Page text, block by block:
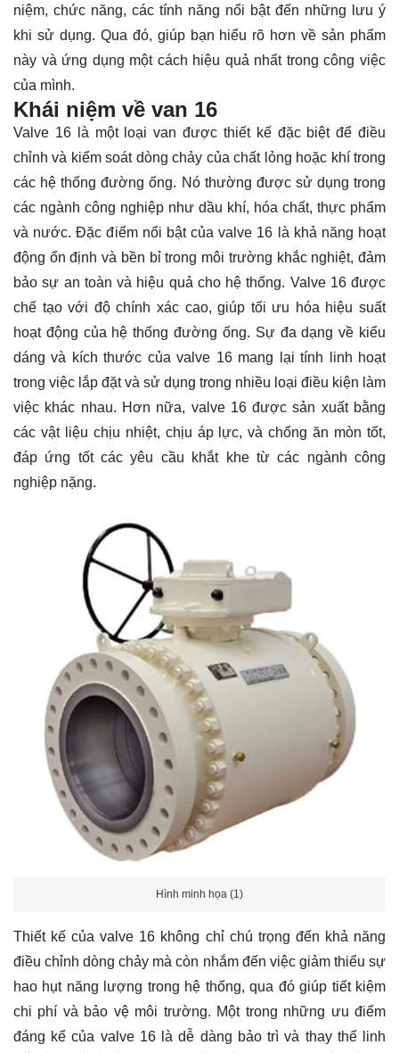
niệm, chức năng, các tính năng nổi bật đến những lưu ý
khi sử dụng. Qua đó, giúp bạn hiểu rõ hơn về sản phẩm
này và ứng dụng một cách hiệu quả nhất trong công việc
của mình.
Khái niệm về van 16
Valve 16 là một loại van được thiết kế đặc biệt để điều
chỉnh và kiểm soát dòng chảy của chất lỏng hoặc khí trong
các hệ thống đường ống. Nó thường được sử dụng trong
các ngành công nghiệp như dầu khí, hóa chất, thực phẩm
và nước. Đặc điểm nổi bật của valve 16 là khả năng hoạt
động ổn định và bền bỉ trong môi trường khắc nghiệt, đảm
bảo sự an toàn và hiệu quả cho hệ thống. Valve 16 được
chế tạo với độ chính xác cao, giúp tối ưu hóa hiệu suất
hoạt động của hệ thống đường ống. Sự đa dạng về kiểu
dáng và kích thước của valve 16 mang lại tính linh hoạt
trong việc lắp đặt và sử dụng trong nhiều loại điều kiện làm
việc khác nhau. Hơn nữa, valve 16 được sản xuất bằng
các vật liệu chịu nhiệt, chịu áp lực, và chống ăn mòn tốt,
đáp ứng tốt các yêu cầu khắt khe từ các ngành công
nghiệp nặng.
Hình minh họa (1)
Thiết kế của valve 16 không chỉ chú trọng đến khả năng
điều chỉnh dòng chảy mà còn nhắm đến việc giảm thiểu sự
hao hụt năng lượng trong hệ thống, qua đó giúp tiết kiệm
chi phí và bảo vệ môi trường. Một trong những ưu điểm
đáng kể của valve 16 là dễ dàng bảo trì và thay thế linh